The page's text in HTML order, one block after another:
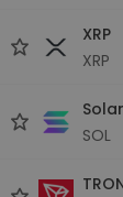
XRP
XRP
SOL